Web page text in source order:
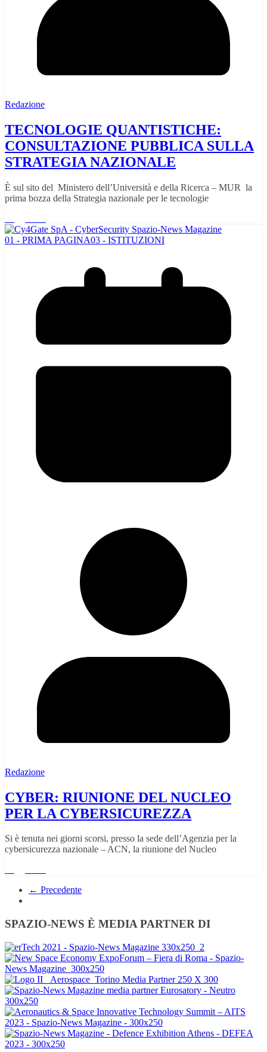
Redazione
TECNOLOGIE QUANTISTICHE:
CONSULTAZIONE PUBBLICA SULLA
STRATEGIA NAZIONALE
È sul sito del Ministero dell’Università e della Ricerca – MUR la
prima bozza della Strategia nazionale per le tecnologie
01 - PRIMA PAGINA03 - ISTITUZIONI
Redazione
CYBER: RIUNIONE DEL NUCLEO
PER LA CYBERSICUREZZA
Si è tenuta nei giorni scorsi, presso la sede dell’Agenzia per la
cybersicurezza nazionale – ACN, la riunione del Nucleo
← Precedente
SPAZIO-NEWS È MEDIA PARTNER DI